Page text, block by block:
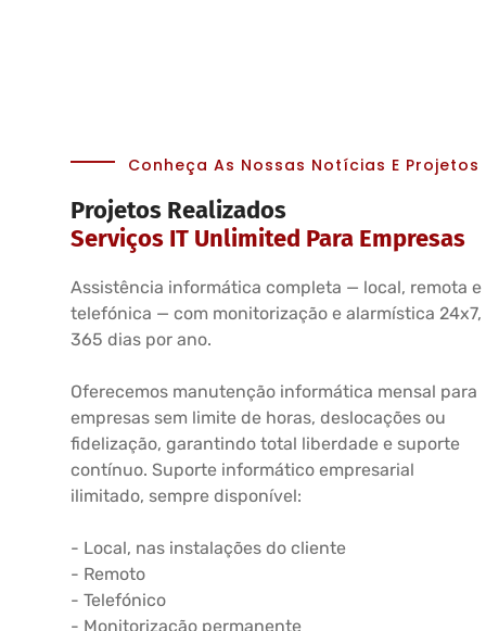
Conheça As Nossas Notícias E Projetos
Projetos Realizados
Serviços IT Unlimited Para Empresas
Assistência informática completa — local, remota e
telefónica — com monitorização e alarmística 24x7,
365 dias por ano.
Oferecemos manutenção informática mensal para
empresas sem limite de horas, deslocações ou
fidelização, garantindo total liberdade e suporte
contínuo. Suporte informático empresarial
ilimitado, sempre disponível:
- Local, nas instalações do cliente
- Remoto
- Telefónico
- Monitorização permanente